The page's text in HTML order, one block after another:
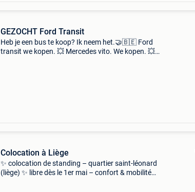
GEZOCHT Ford Transit
Heb je een bus te koop? Ik neem het.🤝🇧🇪 Ford
transit we kopen. 💥 Mercedes vito. We kopen. 💥
Colocation à Liège
✨ colocation de standing – quartier saint-léonard
(liège) ✨ libre dès le 1er mai – confort & mobilité